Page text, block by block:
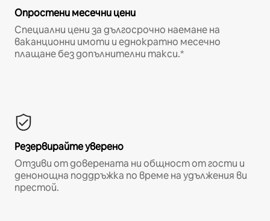
Опростени месечни цени
Специални цени за дългосрочно наемане на
ваканционни имоти и еднократно месечно
плащане без допълнителни такси.*
Резервирайте уверено
Отзиви от доверената ни общност от гости и
денонощна поддръжка по време на удължения ви
престой.